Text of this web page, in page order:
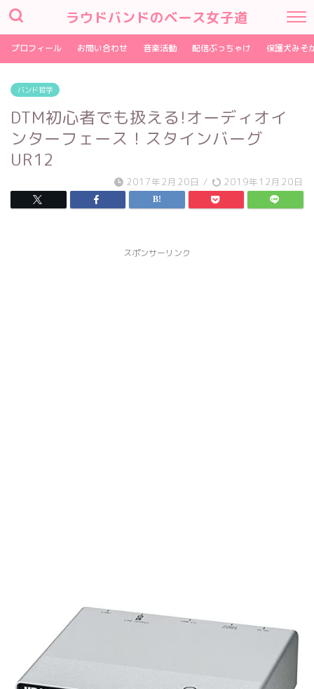
ラウドバンドのベース女子道
プロフィール お問い合わせ 音楽活動 配信ぶっちゃけ 保護犬みそ
バンド哲学
DTM初心者でも扱える!オーディオイ
ンターフェース！スタインバーグ
UR12
2017年2月20日 / 2019年12月20日
スポンサーリンク